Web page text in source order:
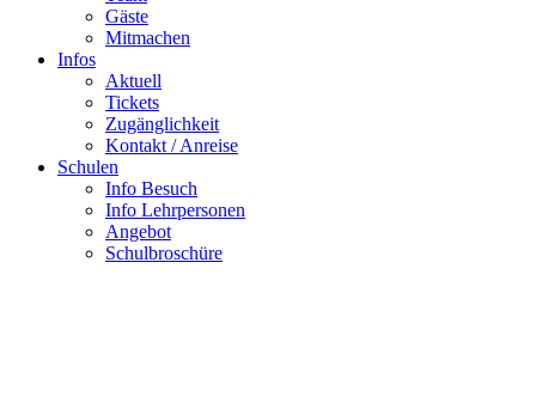
Gäste
Mitmachen
Infos
Aktuell
Tickets
Zugänglichkeit
Kontakt / Anreise
Schulen
Info Besuch
Info Lehrpersonen
Angebot
Schulbroschüre